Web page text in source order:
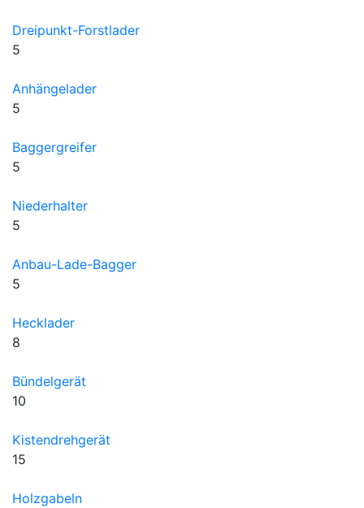
Dreipunkt-Forstlader
5
Anhängelader
5
Baggergreifer
5
Niederhalter
5
Anbau-Lade-Bagger
5
Hecklader
8
Bündelgerät
10
Kistendrehgerät
15
Holzgabeln